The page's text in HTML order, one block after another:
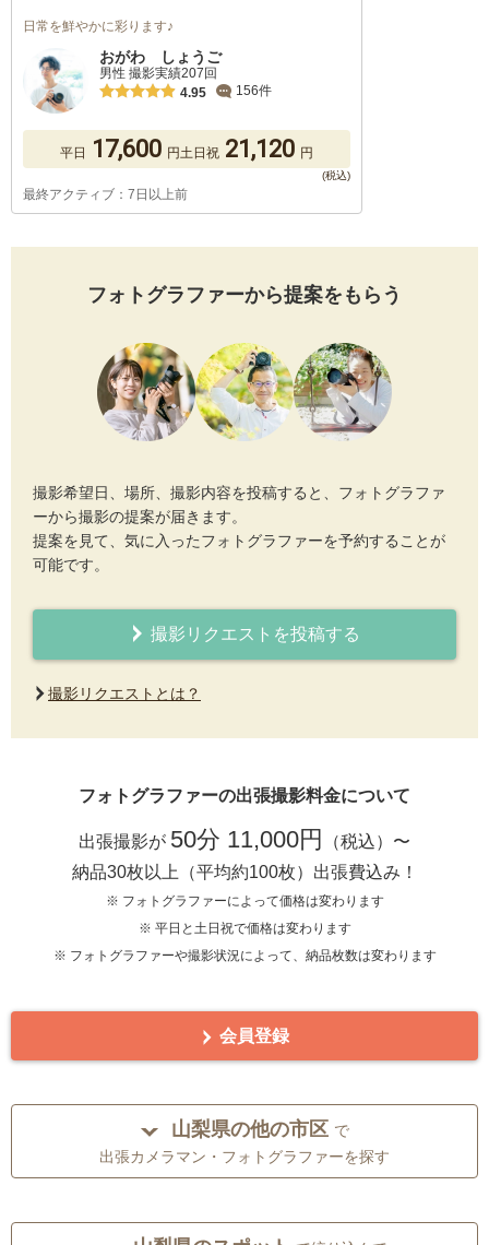
日常を鮮やかに彩ります♪
おがわ しょうご
男性 撮影実績207回
4.95
156件
平日 17,600 円土日祝 21,120 円
最終アクティブ：7日以上前
フォトグラファーから提案をもらう
撮影希望日、場所、撮影内容を投稿すると、フォトグラファ
ーから撮影の提案が届きます。
提案を見て、気に入ったフォトグラファーを予約することが
可能です。
撮影リクエストを投稿する
撮影リクエストとは？
フォトグラファーの出張撮影料金について
出張撮影が 50分 11,000円
（税込）〜
納品30枚以上（平均約100枚）出張費込み！
※ フォトグラファーによって価格は変わります
※ 平日と土日祝で価格は変わります
※ フォトグラファーや撮影状況によって、納品枚数は変わります
会員登録
山梨県の他の市区 で
出張カメラマン・フォトグラファーを探す